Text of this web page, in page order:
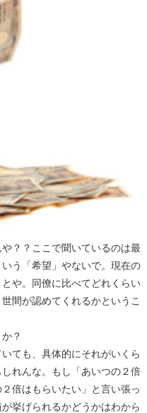
？？ここで聞いているのは最
う「希望」やないで。現在の
や。同僚に比べてどれくらい
間が認めてくれるかというこ
？
ても、具体的にそれがいくら
れんな。もし「あいつの２倍
倍はもらいたい」と言い張っ
挙げられるかどうかはわから